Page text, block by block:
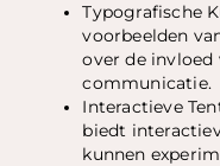
Typografische
voorbeelden
over de
communicatie.
Interactieve
biedt
kunnen